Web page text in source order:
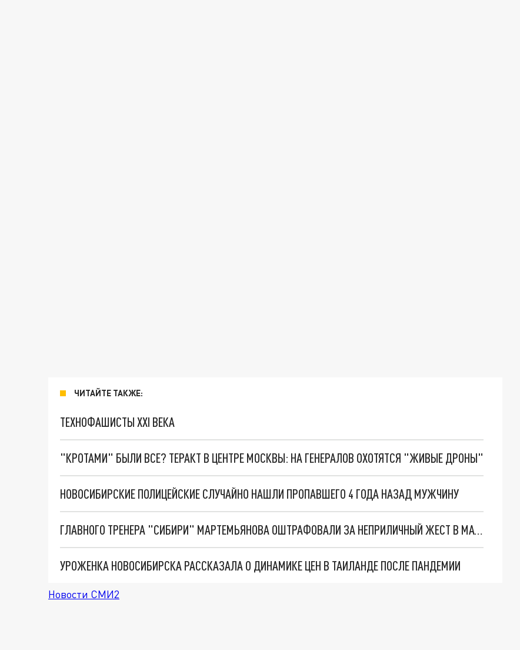
ЧИТАЙТЕ ТАКЖЕ:
ТЕХНОФАШИСТЫ XXI ВЕКА
"КРОТАМИ" БЫЛИ ВСЕ? ТЕРАКТ В ЦЕНТРЕ МОСКВЫ: НА ГЕНЕРАЛОВ ОХОТЯТСЯ "ЖИВЫЕ ДРОНЫ"
НОВОСИБИРСКИЕ ПОЛИЦЕЙСКИЕ СЛУЧАЙНО НАШЛИ ПРОПАВШЕГО 4 ГОДА НАЗАД МУЖЧИНУ
ГЛАВНОГО ТРЕНЕРА "СИБИРИ" МАРТЕМЬЯНОВА ОШТРАФОВАЛИ ЗА НЕПРИЛИЧНЫЙ ЖЕСТ В МАТЧЕ КХЛ
УРОЖЕНКА НОВОСИБИРСКА РАССКАЗАЛА О ДИНАМИКЕ ЦЕН В ТАИЛАНДЕ ПОСЛЕ ПАНДЕМИИ
Новости СМИ2